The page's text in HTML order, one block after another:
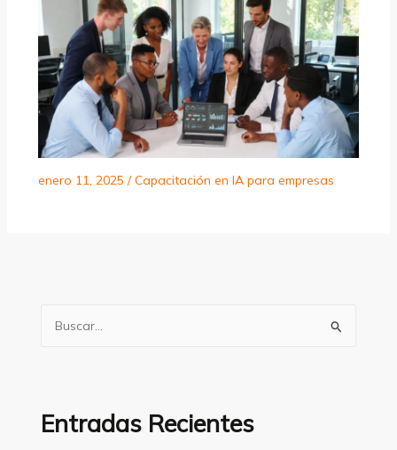
enero 11, 2025 /Capacitación en IA para empresas
a
Entradas Recientes